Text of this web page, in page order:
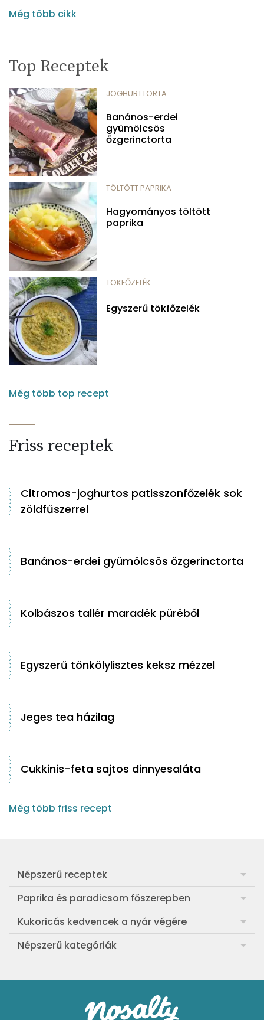
Még több cikk
Top Receptek
JOGHURTTORTA
Banános-erdei
gyümölcsös
őzgerinctorta
TÖLTÖTT PAPRIKA
Hagyományos töltött
paprika
TÖKFŐZELÉK
Egyszerű tökfőzelék
Még több top recept
Friss receptek
Citromos-joghurtos patisszonfőzelék sok
zöldfűszerrel
Banános-erdei gyümölcsös őzgerinctorta
Kolbászos tallér maradék püréből
Egyszerű tönkölylisztes keksz mézzel
Jeges tea házilag
Cukkinis-feta sajtos dinnyesaláta
Még több friss recept
Népszerű receptek
Frankfurti leves
Egyszerű muffin
Aranygaluska
Egyszerű krumplifőzelék
Klasszikus madártej
Paprika és paradicsom főszerepben
Pan con Tomate
Paradicsom és paprika eltevése télre
Paradicsomos húsgombóc
Paradicsomos flat tart leveles tésztából
Kukoricás kedvencek a nyár végére
Legfinomabb főtt kukorica
Bang bang kukorica
Szójás-vajas grillkukoricák
Népszerű kategóriák